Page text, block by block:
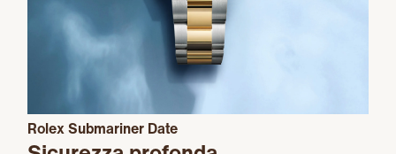
Rolex Submariner Date